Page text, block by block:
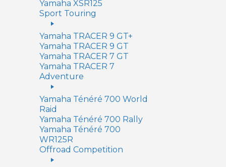
Yamaha XSR125
Sport Touring
Yamaha TRACER 9 GT+
Yamaha TRACER 9 GT
Yamaha TRACER 7 GT
Yamaha TRACER 7
Adventure
Yamaha Ténéré 700 World
Raid
Yamaha Ténéré 700 Rally
Yamaha Ténéré 700
WR125R
Offroad Competition